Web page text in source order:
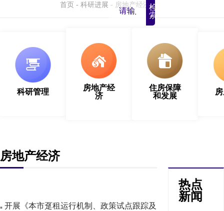
检
索
首页 - 科研进展 - 房地产经济
科研管理
房地产经
济
住房保障
和发展
房地产经济
开展《本市趸租运行机制、政策试点跟踪及
热点
新闻